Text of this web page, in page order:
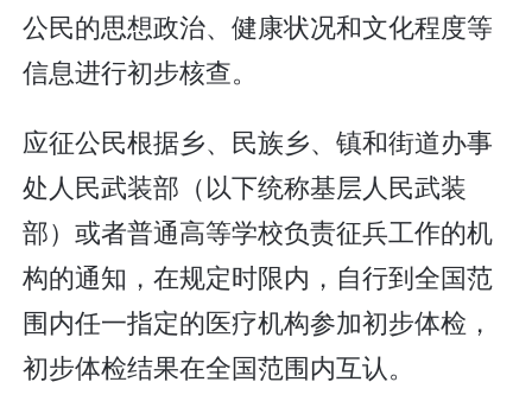
公民的思想政治、健康状况和文化程度等
信息进行初步核查。
应征公民根据乡、民族乡、镇和街道办事
处人民武装部（以下统称基层人民武装
部）或者普通高等学校负责征兵工作的机
构的通知，在规定时限内，自行到全国范
围内任一指定的医疗机构参加初步体检，
初步体检结果在全国范围内互认。